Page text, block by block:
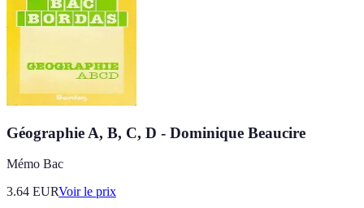
Géographie A, B, C, D - Dominique Beaucire
Mémo Bac
3.64 EURVoir le prix